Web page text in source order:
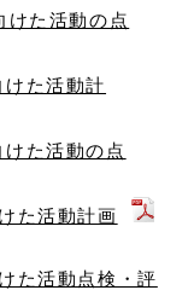
けた活動の点
た活動計
た活動の点
た活動計画
た活動点検・評